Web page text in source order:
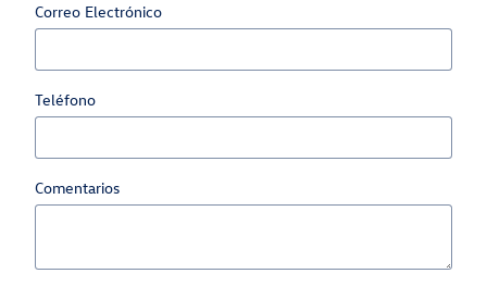
Correo Electrónico
Teléfono
Comentarios